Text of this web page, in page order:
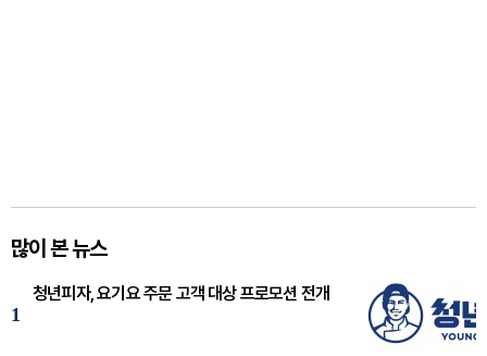
많이 본 뉴스
1
청년피자, 요기요 주문 고객 대상 프로모션 전개